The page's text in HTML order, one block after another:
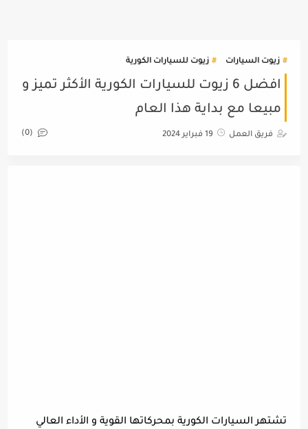
زيوت السيارات زيوت للسيارات الكورية
افضل 6 زيوت للسيارات الكورية الأكثر تميز و
مبيعا مع بداية هذا العام
فريق العمل 19 فبراير 2024 (0)
تشتهر السيارات الكورية بمحركاتها القوية و الأداء العالي